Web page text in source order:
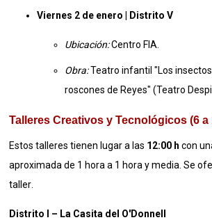
Viernes 2 de enero | Distrito V
Ubicación:Centro FIA
Obra:Teatro infantil "Los
roscones de Reyes" (Teatro
Talleres Creativos y Tecnológicos (6 a
Estos talleres tienen lugar a las 12:00 h con
aproximada de 1 hora a 1 hora y media .Se
taller
Distrito I – La Casita del O'Donnell